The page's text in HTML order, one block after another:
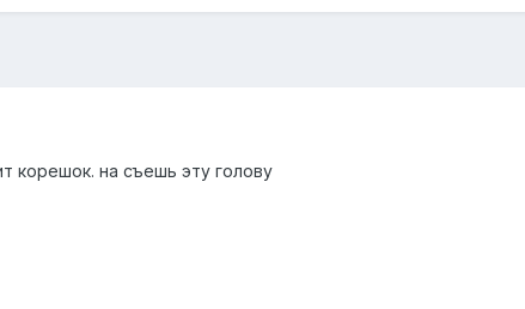
корешок. на съешь эту голову